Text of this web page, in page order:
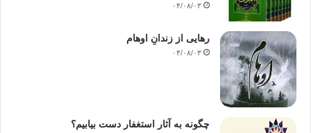
۰۴/۰۸/۰۳
رهایی از زندانِ اوهام
۰۴/۰۸/۰۳
چگونه به آثار استغفار دست بیابیم؟